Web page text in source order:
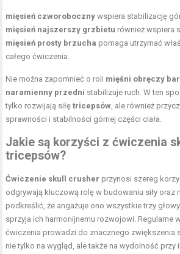
mięsień czworoboczny wspiera stabilizację
mięsień najszerszy grzbietu również wspiera
mięsień prosty brzucha pomaga utrzymać
całego ćwiczenia.
Nie można zapomnieć o roli mięśni obręczy
naramienny przedni stabilizuje ruch. W ten
tylko rozwijają siłętricepsów, ale również
sprawności i stabilności górnej części ciała.
Jakie są korzyści z ćwiczenia
tricepsów?
Ćwiczenie skull crusher przynosi szereg
odgrywają kluczową rolę w budowaniu siły oraz
podkreślić, że angażuje ono wszystkie trzy
sprzyja ich harmonijnemu rozwojowi. Regularne
ćwiczenia prowadzi do znacznego zwiększenia
nie tylko na wygląd, ale także na wydolność przy